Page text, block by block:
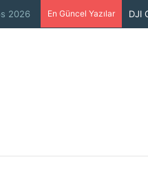
2026 En Güncel Yazılar DJI